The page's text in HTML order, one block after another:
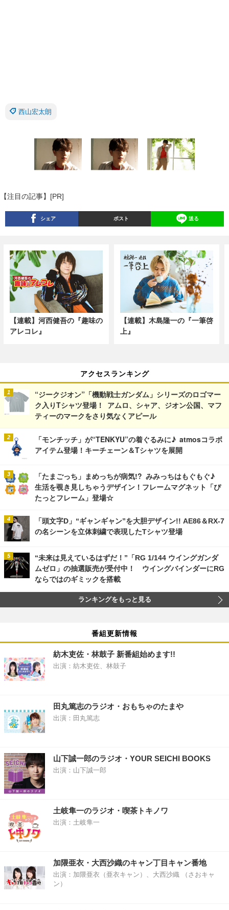
西山宏太朗
【注目の記事】[PR]
シェア ポスト 送る
【連載】河西健吾の『趣味の
アレコレ』
【連載】木島隆一の『一筆啓
上』
アクセスランキング
“ジークジオン”「機動戦士ガンダム」シリーズのロゴマー
ク入りTシャツ登場！ アムロ、シャア、ジオン公国、マフ
ティーのマークをさり気なくアピール
「モンチッチ」が“TENKYU”の着ぐるみに♪ atmosコラボ
アイテム登場！キーチェーン＆Tシャツを展開
「たまごっち」まめっちが病気!? みみっちはもぐもぐ♪
生活を覗き見しちゃうデザイン！フレームマグネット「ぴ
たっとフレーム」登場☆
「頭文字D」“ギャンギャン”を大胆デザイン!! AE86＆RX-7
の名シーンを立体刺繍で表現したTシャツ登場
“未来は見えているはずだ！”「RG 1/144 ウイングガンダ
ムゼロ」の抽選販売が受付中！ ウイングバインダーにRG
ならではのギミックを搭載
ランキングをもっと見る
番組更新情報
紡木吏佐・林鼓子 新番組始めます!!
出演：紡木吏佐、林鼓子
田丸篤志のラジオ・おもちゃのたまや
出演：田丸篤志
山下誠一郎のラジオ・YOUR SEICHI BOOKS
出演：山下誠一郎
土岐隼一のラジオ・喫茶トキノワ
出演：土岐隼一
加隈亜衣・大西沙織のキャン丁目キャン番地
出演：加隈亜衣（亜衣キャン）、大西沙織 （さおキャ
ン）